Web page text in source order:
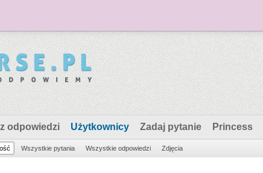
odpowiedzi Użytkownicy Zadaj pytanie Princess
Wszystkie pytania Wszystkie odpowiedzi Zdjęcia